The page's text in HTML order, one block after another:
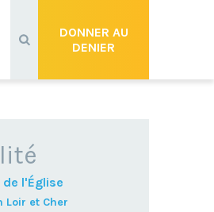
DONNER AU
DENIER
l'Église
Loir et Cher